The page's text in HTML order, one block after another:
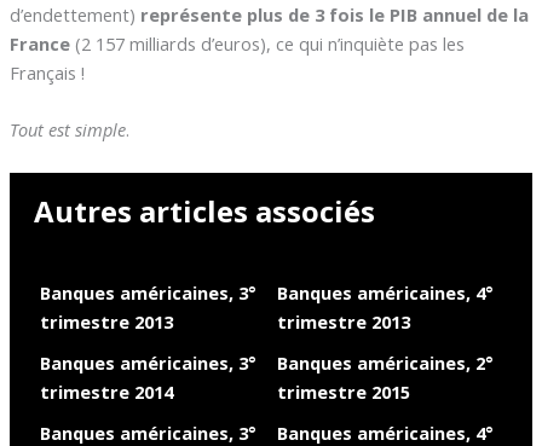
d’endettement) représente plus de 3 fois le PIB annuel de la
France(2 157 milliards d’euros), ce qui n’inquiète pas les
Français !
Tout est simple.
Autres articles associés
Banques américaines, 3°
trimestre 2013
Banques américaines, 4°
trimestre 2013
Banques américaines, 3°
trimestre 2014
Banques américaines, 2°
trimestre 2015
Banques américaines, 3°
Banques américaines, 4°